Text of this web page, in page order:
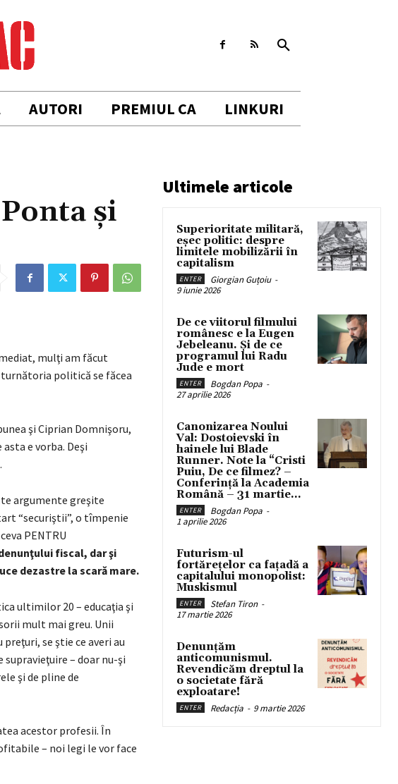
AUTORI PREMIUL CA LINKURI
şi
mulţi am făcut
politică se făcea
şi Ciprian Domnişoru,
e vorba. Deşi
argumente greşite
“securiştii”, o tîmpenie
PENTRU
fiscal, dar şi
dezastre la scară mare.
ultimilor 20 – educaţia şi
mult mai greu. Unii
se ştie ce averi au
supravieţuire – doar nu-şi
şi de pline de
acestor profesii. În
– noi legi le vor face
Ultimele articole
Superioritate militară,
eșec politic: despre
limitele mobilizării în
capitalism
ENTER Giorgian Guțoiu -
9 iunie 2026
De ce viitorul filmului
românesc e la Eugen
Jebeleanu. Și de ce
programul lui Radu
Jude e mort
ENTER Bogdan Popa -
27 aprilie 2026
Canonizarea Noului
Val: Dostoievski în
hainele lui Blade
Runner. Note la “Cristi
Puiu, De ce filmez? –
Conferință la Academia
Română – 31 martie...
ENTER Bogdan Popa -
1 aprilie 2026
Futurism-ul
fortărețelor ca fațadă a
capitalului monopolist:
Muskismul
ENTER Stefan Tiron -
17 martie 2026
Denunțăm
anticomunismul.
Revendicăm dreptul la
o societate fără
exploatare!
ENTER Redacția - 9 martie 2026